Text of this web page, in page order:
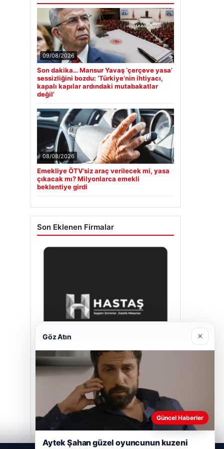
09/08/2026
Son dakika… Mansur Yavaş ‘çerçeve yasa’
sessizliğini bozdu: ‘Türkiye’nin ihtiyacı,
kapalı kapılar ardındaki mutabakatlar
değil’
08/08/2026
Emekliye ÖTV’siz araç verilecek mi, yasa
çıkacak mı? Milyonlarca emekli
beklentiye girdi
Son Eklenen Firmalar
Prenses Night Club
29/04/2026
Göz Atın ×
Güncel Haberler
Aytek Şahan güzel oyuncunun kuzeni